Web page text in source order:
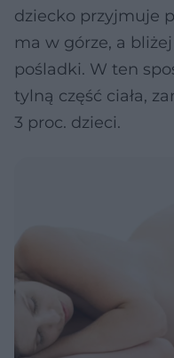
dziecko przyjmuje
ma w górze, a
pośladki. W ten
tylną część ciała,
3 proc. dzieci.